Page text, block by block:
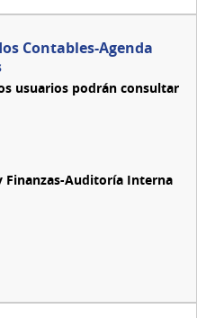
Contables-Agenda
usuarios podrán consultar
Finanzas-Auditoría Interna